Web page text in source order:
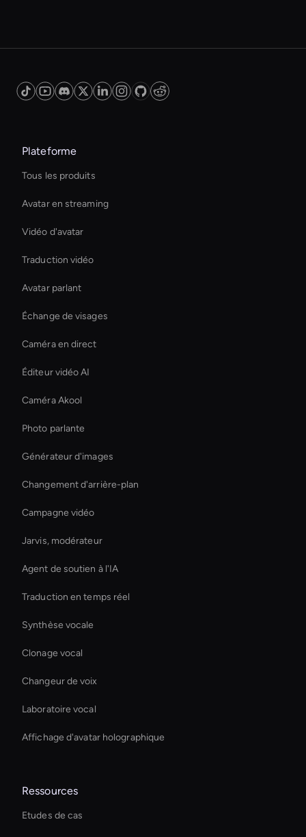
Plateforme
Tous les produits
Avatar en streaming
Vidéo d'avatar
Traduction vidéo
Avatar parlant
Échange de visages
Caméra en direct
Éditeur vidéo AI
Caméra Akool
Photo parlante
Générateur d'images
Changement d'arrière-plan
Campagne vidéo
Jarvis, modérateur
Agent de soutien à l'IA
Traduction en temps réel
Synthèse vocale
Clonage vocal
Changeur de voix
Laboratoire vocal
Affichage d'avatar holographique
Ressources
Etudes de cas